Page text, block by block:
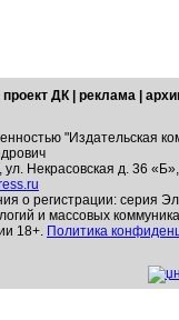
проект ДК реклама
"Издательская
Некрасовская д. 36
о регистрации: серия
и массовых
18+. Политика